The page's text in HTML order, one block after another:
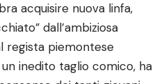
acquisire nuova linfa,
dall’ambiziosa
regista piemontese
inedito taglio comico, ha